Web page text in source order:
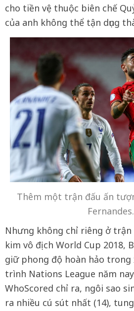
cho tiền vệ thuộc biên chế
của anh không thể tận dụng
Thêm một trận đấu ấn
Fernandes.
Nhưng không chỉ riêng ở
kim vô địch World Cup 2018,
giữ phong độ hoàn hảo trong
trình Nations League năm
WhoScored chỉ ra, ngôi sao
ra nhiều cú sút nhất (14),